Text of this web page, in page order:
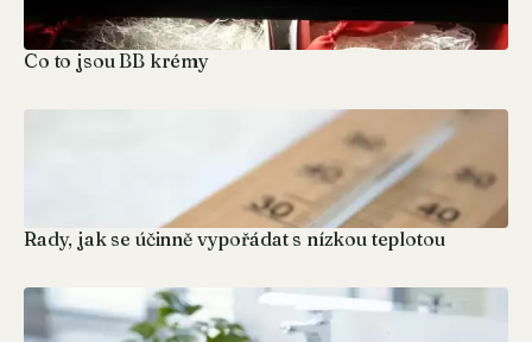
Co to jsou BB krémy
Rady, jak se účinně vypořádat s nízkou teplotou